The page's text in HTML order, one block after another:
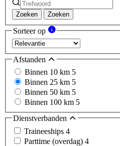
Zoeken Zoeken
Sorteer op
Afstanden
Binnen 10 km 5
Binnen 25 km 5
Binnen 50 km 5
Binnen 100 km 5
Dienstverbanden
Traineeships 4
Parttime (overdag) 4